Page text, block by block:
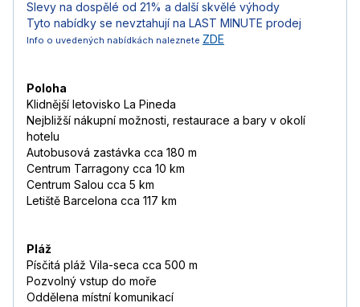
Slevy na dospělé od 21% a další skvělé výhody
Tyto nabídky se nevztahují na LAST MINUTE prodej
Info o uvedených nabídkách naleznete ZDE
Poloha
Klidnější letovisko La Pineda
Nejbližší nákupní možnosti, restaurace a bary v okolí
hotelu
Autobusová zastávka cca 180 m
Centrum Tarragony cca 10 km
Centrum Salou cca 5 km
Letiště Barcelona cca 117 km
Pláž
Písčitá pláž Vila-seca cca 500 m
Pozvolný vstup do moře
Oddělena místní komunikací